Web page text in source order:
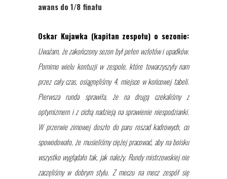
awans do 1/8 finału
Oskar Kujawka (kapitan zespołu) o sezonie:
Uważam, że zakończony sezon był pełen wzlotów i upadków.
Pomimo wielu kontuzji w zespole, które towarzyszyły nam
przez cały czas, osiągnęliśmy 4. miejsce w końcowej tabeli.
Pierwsza runda sprawiła, że na drugą czekaliśmy z
optymizmem i z cichą nadzieją na sprawienie niespodzianki.
W przerwie zimowej doszło do paru roszad kadrowych, co
spowodowało, że musieliśmy ciężej pracować, aby na boisku
wszystko wyglądało tak, jak należy. Rundy mistrzowskiej nie
zaczęliśmy w dobrym stylu. Z meczu na mecz zespół się